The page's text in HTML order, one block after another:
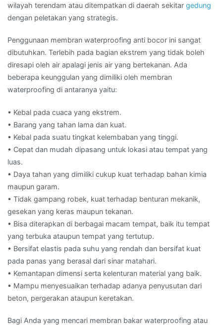
wilayah terendam atau ditempatkan di daerah sekitar gedung
dengan peletakan yang strategis.
Penggunaan membran waterproofing anti bocor ini sangat
dibutuhkan. Terlebih pada bagian ekstrem yang tidak boleh
diresapi oleh air apalagi jenis air yang bertekanan. Ada
beberapa keunggulan yang dimiliki oleh membran
waterproofing di antaranya yaitu:
• Kebal pada cuaca yang ekstrem.
• Barang yang tahan lama dan kuat.
• Kebal pada suatu tingkat kelembaban yang tinggi.
• Cepat dan mudah dipasang untuk lokasi atau tempat yang
luas.
• Daya tahan yang dimiliki cukup kuat terhadap bahan kimia
maupun garam.
• Tidak gampang robek, kuat terhadap benturan mekanik,
gesekan yang keras maupun tekanan.
• Bisa diterapkan di berbagai macam tempat, baik itu tempat
yang terbuka ataupun tempat yang tertutup.
• Bersifat elastis pada suhu yang rendah dan bersifat kuat
pada panas yang berasal dari sinar matahari.
• Kemantapan dimensi serta kelenturan material yang baik.
• Mampu menyesuaikan terhadap adanya penyusutan dari
beton, pergerakan ataupun keretakan.
Bagi Anda yang mencari membran bakar waterproofing atau